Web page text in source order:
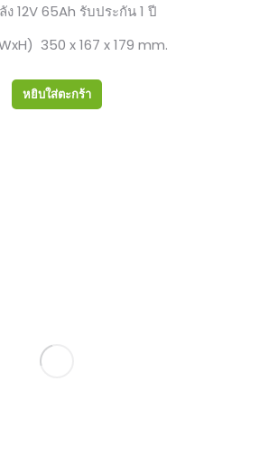
12V 65Ah รับประกัน 1 ปี
350 x 167 x 179 mm.
หยิบใส่ตะกร้า